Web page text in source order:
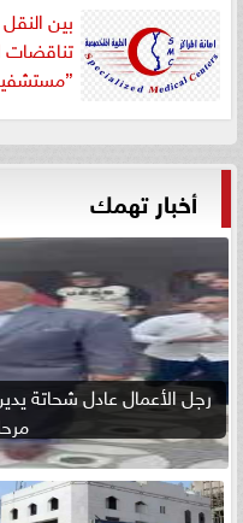
بين
تناقضات
أخبار تهمك
رجل الأعمال عادل شحاتة